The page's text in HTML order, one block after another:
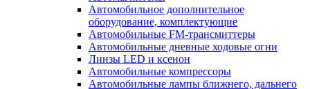
Автомобильное дополнительное
оборудование, комплектующие
Автомобильные FM-трансмиттеры
Автомобильные дневные ходовые огни
Линзы LED и ксенон
Автомобильные компрессоры
Автомобильные лампы ближнего, дальнего